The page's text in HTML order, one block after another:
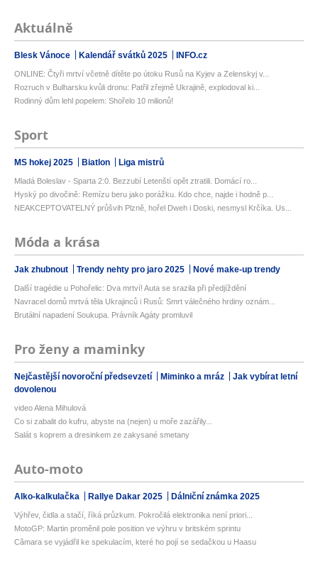
Aktuálně
Blesk Vánoce Kalendář svátků 2025 INFO.cz
ONLINE: Čtyři mrtví včetně dítěte po útoku Rusů na Kyjev a Zelenskyj v...
Rozruch v Bulharsku kvůli dronu: Patřil zřejmě Ukrajině, explodoval ki...
Rodinný dům lehl popelem: Shořelo 10 milionů!
Sport
MS hokej 2025 Biatlon Liga mistrů
Mladá Boleslav - Sparta 2:0. Bezzubí Letenští opět ztratili. Domácí ro...
Hyský po divočině: Remízu beru jako porážku. Kdo chce, najde i hodně p...
NEAKCEPTOVATELNÝ průšvih Plzně, hořel Dweh i Doski, nesmysl Krčíka. Us...
Móda a krása
Jak zhubnout Trendy nehty pro jaro 2025 Nové make-up trendy
Další tragédie u Pohořelic: Dva mrtví! Auta se srazila při předjíždění
Navracel domů mrtvá těla Ukrajinců i Rusů: Smrt válečného hrdiny oznám...
Brutální napadení Soukupa. Právník Agáty promluvil
Pro ženy a maminky
Nejčastější novoroční předsevzetí Miminko a mráz
Jak vybírat letní
dovolenou
video Alena Mihulová
Co si zabalit do kufru, abyste na (nejen) u moře zazářily...
Salát s koprem a dresinkem ze zakysané smetany
Auto-moto
Alko-kalkulačka Rallye Dakar 2025 Dálniční známka 2025
Výhřev, čidla a stačí, říká průzkum. Pokročilá elektronika není priori...
MotoGP: Martin proměnil pole position ve výhru v britském sprintu
Câmara se vyjádřil ke spekulacím, které ho pojí se sedačkou u Haasu